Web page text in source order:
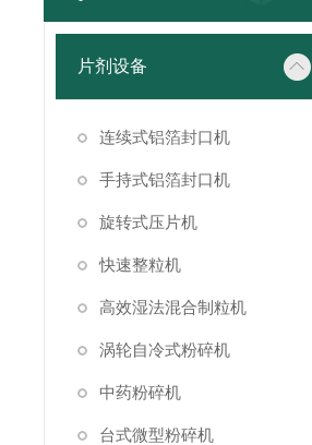
片剂设备
连续式铝箔封口机
手持式铝箔封口机
旋转式压片机
快速整粒机
高效湿法混合制粒机
涡轮自冷式粉碎机
中药粉碎机
台式微型粉碎机